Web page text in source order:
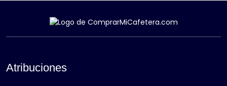
Atribuciones